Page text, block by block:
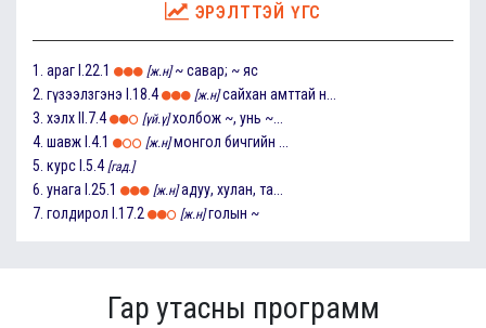
ЭРЭЛТТЭЙ ҮГС
1. араг I.22.1 [ж.н] ~ савар; ~ яс
2. гүзээлзгэнэ I.18.4 [ж.н] сайхан амттай н...
3. хэлх II.7.4 [үй.ү] холбож ~, унь ~...
4. шавж I.4.1 [ж.н] монгол бичгийн ...
5. курс I.5.4 [гад.]
6. унага I.25.1 [ж.н] адуу, хулан, та...
7. голдирол I.17.2 [ж.н] голын ~
Гар утасны программ